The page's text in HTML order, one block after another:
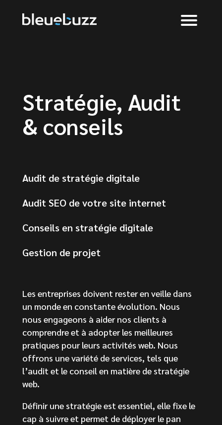
Stratégie, Audit
& conseils
Audit de stratégie digitale
Audit SEO de votre site internet
Conseils en stratégie digitale
Gestion de projet
Les entreprises doivent rester en veille dans
un monde en constante évolution. Nous
nous engageons à aider nos clients à
comprendre et à adopter les meilleures
pratiques pour leurs activités web. Nous
offrons une variété de services, tels que
l’audit et le conseil en matière de stratégie
web.
Définir une stratégie est essentiel, elle fixe le
cap à suivre et permet de déployer le pan